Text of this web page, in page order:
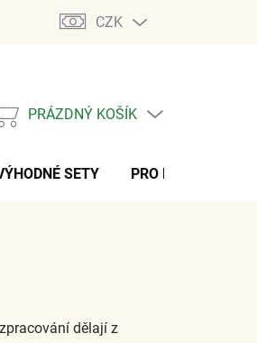
CZK
NÁKUPNÍ
PRÁZDNÝ KOŠÍK
SETY PRO MUŽE
dělají z